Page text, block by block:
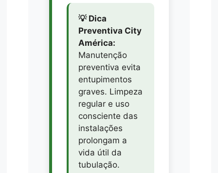
💡 Dica
Preventiva City
América:
Manutenção
preventiva evita
entupimentos
graves. Limpeza
regular e uso
consciente das
instalações
prolongam a
vida útil da
tubulação.